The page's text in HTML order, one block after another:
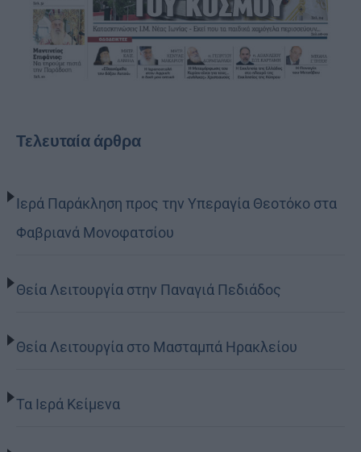
Τελευταία άρθρα
Ιερά Παράκληση προς την Υπεραγία Θεοτόκο στα
Φαβριανά Μονοφατσίου
Θεία Λειτουργία στην Παναγιά Πεδιάδος
Θεία Λειτουργία στο Μασταμπά Ηρακλείου
Τα Ιερά Κείμενα